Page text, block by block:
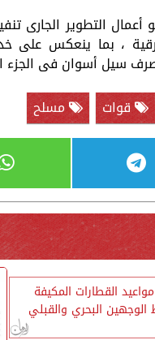
أعمال التطوير
، بما ينعكس على
سيل أسوان فى الجزء
قوات مسلح
القطارات المكيفة
البحري والقبلي